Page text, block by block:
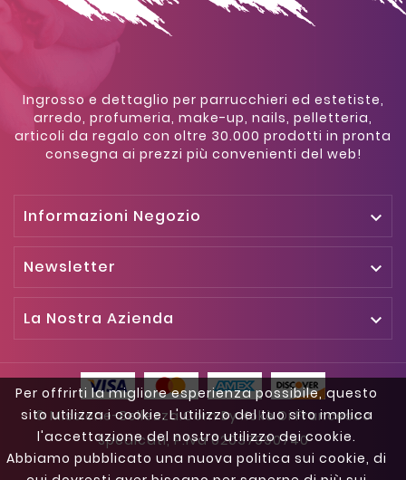
Per offrirti la migliore esperienza possibile, questo
sito utilizza i cookie. L'utilizzo del tuo sito implica
l'accettazione del nostro utilizzo dei cookie.
Abbiamo pubblicato una nuova politica sui cookie, di
Ingrosso e dettaglio per parrucchieri ed estetiste,
arredo, profumeria, make-up, nails, pelletteria,
articoli da regalo con oltre 30.000 prodotti in pronta
consegna ai prezzi più convenienti del web!
Informazioni Negozio 
Newsletter 
La Nostra Azienda 
© Missione-Bellezza.com By Kokè Di Francesco
Spedicati, P.iva 02037990740